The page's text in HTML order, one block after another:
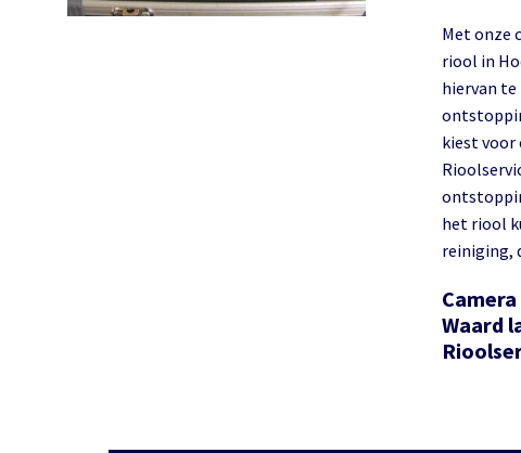
Met onze
riool in
hiervan te
kiest voor
het riool
reiniging,
Waard